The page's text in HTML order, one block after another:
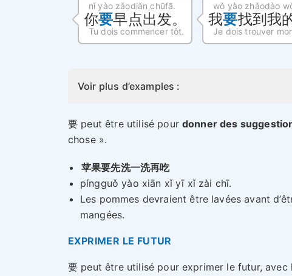
nǐ yào zǎodiǎn chūfā.
你要早点出发。
Tu dois commencer tôt.
wǒ yào zhǎodào
我要找到我
Je dois trouver
Voir plus d’examples :
要 peut être utilisé pour donner des
chose ».
苹果要先洗一洗再吃
píngguǒ yào xiān xǐ yī xǐ zài chī.
Les pommes devraient être lavées avant
mangées.
EXPRIMER LE FUTUR
要 peut être utilisé pour exprimer le futur, avec